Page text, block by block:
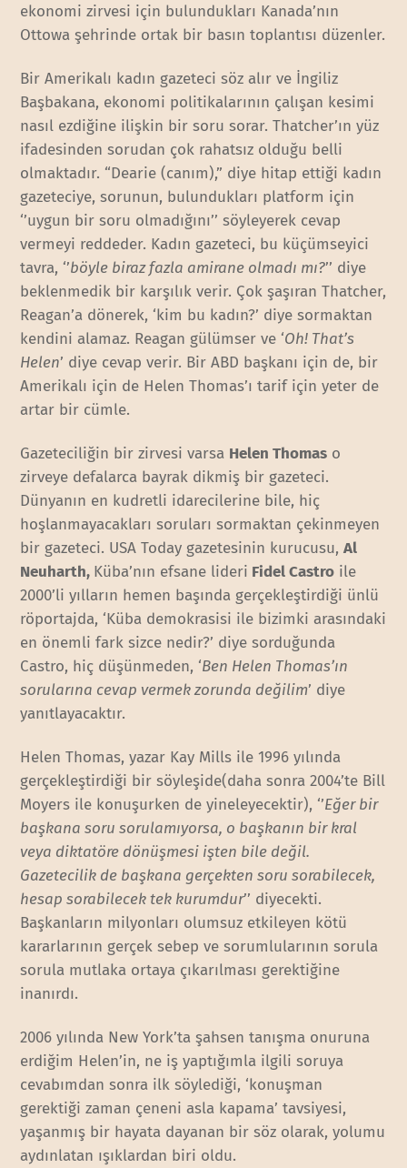
ekonomi zirvesi için bulundukları Kanada’nın
Ottowa şehrinde ortak bir basın toplantısı düzenler.
Bir Amerikalı kadın gazeteci söz alır ve İngiliz
Başbakana, ekonomi politikalarının çalışan kesimi
nasıl ezdiğine ilişkin bir soru sorar. Thatcher’ın yüz
ifadesinden sorudan çok rahatsız olduğu belli
olmaktadır. “Dearie (canım),” diye hitap ettiği kadın
gazeteciye, sorunun, bulundukları platform için
‘’uygun bir soru olmadığını’’ söyleyerek cevap
vermeyi reddeder. Kadın gazeteci, bu küçümseyici
tavra, ‘’böyle biraz fazla amirane olmadı mı?’’ diye
beklenmedik bir karşılık verir. Çok şaşıran Thatcher,
Reagan’a dönerek, ‘kim bu kadın?’ diye sormaktan
kendini alamaz. Reagan gülümser ve ‘Oh! That’s
Helen’ diye cevap verir. Bir ABD başkanı için de, bir
Amerikalı için de Helen Thomas’ı tarif için yeter de
artar bir cümle.
Gazeteciliğin bir zirvesi varsa Helen Thomas o
zirveye defalarca bayrak dikmiş bir gazeteci.
Dünyanın en kudretli idarecilerine bile, hiç
hoşlanmayacakları soruları sormaktan çekinmeyen
bir gazeteci. USA Today gazetesinin kurucusu,Al
Neuharth, Küba’nın efsane lideri Fidel Castro ile
2000’li yılların hemen başında gerçekleştirdiği ünlü
röportajda, ‘Küba demokrasisi ile bizimki arasındaki
en önemli fark sizce nedir?’ diye sorduğunda
Castro, hiç düşünmeden, ‘Ben Helen Thomas’ın
sorularına cevap vermek zorunda değilim’ diye
yanıtlayacaktır.
Helen Thomas, yazar Kay Mills ile 1996 yılında
gerçekleştirdiği bir söyleşide(daha sonra 2004’te Bill
Moyers ile konuşurken de yineleyecektir), ‘’Eğer bir
başkana soru sorulamıyorsa, o başkanın bir kral
veya diktatöre dönüşmesi işten bile değil.
Gazetecilik de başkana gerçekten soru sorabilecek,
hesap sorabilecek tek kurumdur’’ diyecekti.
Başkanların milyonları olumsuz etkileyen kötü
kararlarının gerçek sebep ve sorumlularının sorula
sorula mutlaka ortaya çıkarılması gerektiğine
inanırdı.
2006 yılında New York’ta şahsen tanışma onuruna
erdiğim Helen’in, ne iş yaptığımla ilgili soruya
cevabımdan sonra ilk söylediği, ‘konuşman
gerektiği zaman çeneni asla kapama’ tavsiyesi,
yaşanmış bir hayata dayanan bir söz olarak, yolumu
aydınlatan ışıklardan biri oldu.